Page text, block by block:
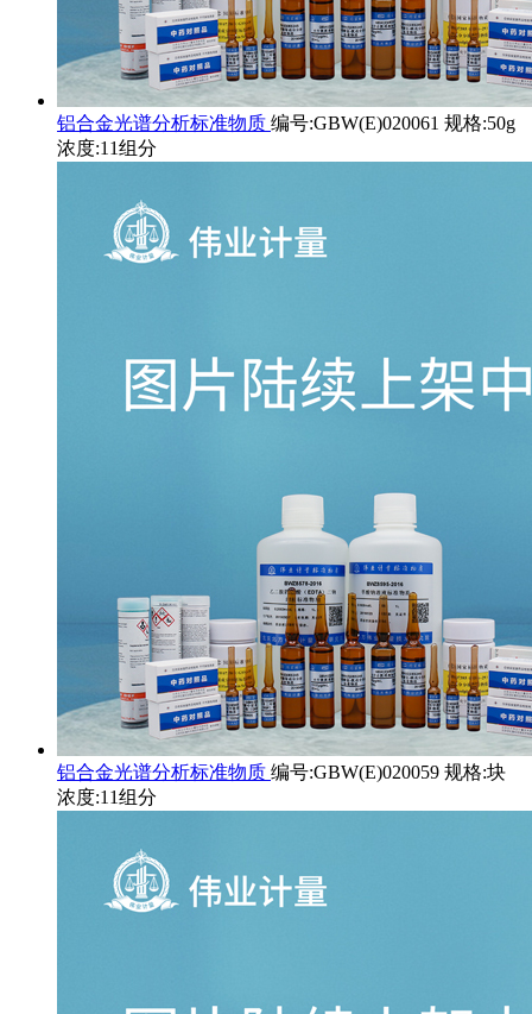
铝合金光谱分析标准物质 编号:GBW(E)020061 规格:50g
浓度:11组分
铝合金光谱分析标准物质 编号:GBW(E)020059 规格:块
浓度:11组分